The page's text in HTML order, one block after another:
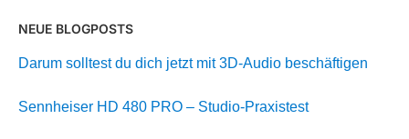
NEUE BLOGPOSTS
Darum solltest du dich jetzt mit 3D-Audio beschäftigen
Sennheiser HD 480 PRO – Studio-Praxistest